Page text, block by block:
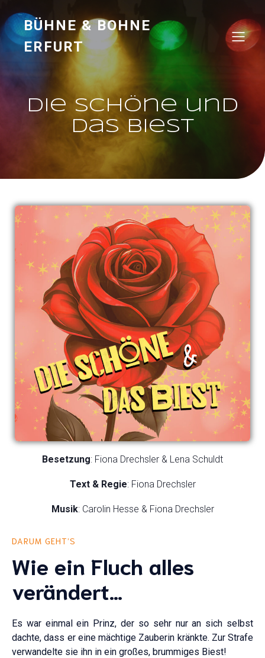
BÜHNE & BOHNE
ERFURT
Die Schöne und
das Biest
Besetzung: Fiona Drechsler & Lena Schuldt
Text & Regie: Fiona Drechsler
Musik: Carolin Hesse & Fiona Drechsler
DARUM GEHT’S
Wie ein Fluch alles
verändert…
Es war einmal ein Prinz, der so sehr nur an sich selbst
dachte, dass er eine mächtige Zauberin kränkte. Zur Strafe
verwandelte sie ihn in ein großes, brummiges Biest!